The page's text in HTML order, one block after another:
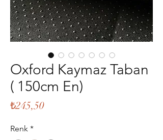
Oxford Kaymaz Taban
( 150cm En)
₺245,50Fiyat
Renk *